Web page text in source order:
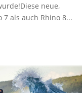
neue,
7 als auch Rhino 8...